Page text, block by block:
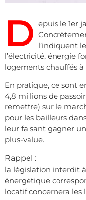
D epuis le 1er
l’indiquent
l’électricité, énergie
logements chauffés à
En pratique, ce sont
4,8 millions de
remettre) sur le
pour les bailleurs
leur faisant gagner
plus-value.
Rappel :
la législation interdit
énergétique
locatif concernera les